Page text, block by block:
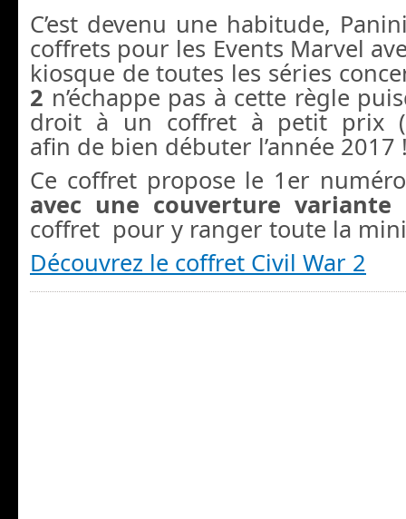
C’est devenu une habitude,
coffrets pour les Events Marvel
kiosque de toutes les séries
2 n’échappe pas à cette règle
droit à un coffret à petit prix
afin de bien débuter l’année 2017
Ce coffret propose le 1er
avec une couverture variante
coffret pour y ranger toute la
Découvrez le coffret Civil War 2